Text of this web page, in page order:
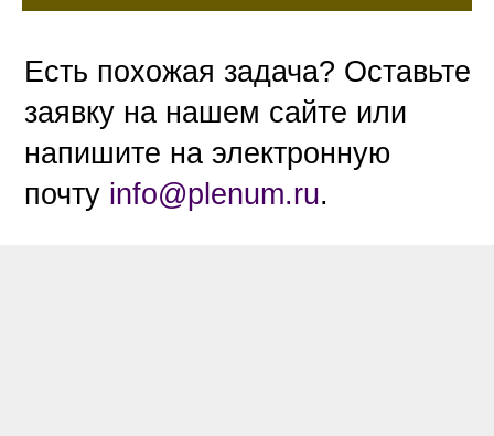
Есть похожая задача? Оставьте
заявку на нашем сайте или
напишите на электронную
почту info@plenum.ru.